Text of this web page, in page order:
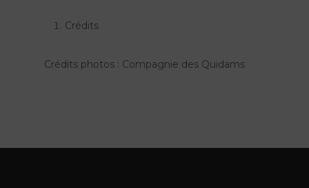
Crédits
Crédits photos : Compagnie des Quidams